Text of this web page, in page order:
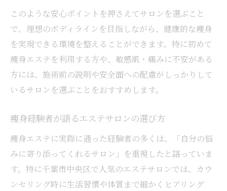
このような安心ポイントを押さえてサロンを選ぶこと
で、理想のボディラインを目指しながら、健康的な痩身
を実現できる環境を整えることができます。特に初めて
痩身エステを利用する方や、敏感肌・痛みに不安がある
方には、施術前の説明や安全面への配慮がしっかりして
いるサロンを選ぶことをおすすめします。
痩身経験者が語るエステサロンの選び方
痩身エステに実際に通った経験者の多くは、「自分の悩
みに寄り添ってくれるサロン」を重視したと語っていま
す。特に千葉市中央区で人気のエステサロンでは、カウ
ンセリング時に生活習慣や体質まで細かくヒアリング